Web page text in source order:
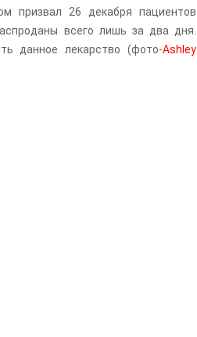
призвал 26 декабря пациентов
всего лишь за два дня.
данное лекарство (фото-Ashley